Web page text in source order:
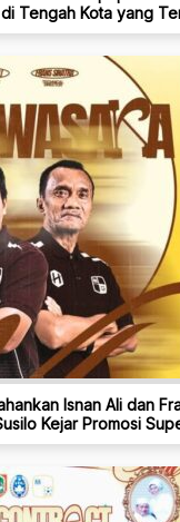
Tengah Kota yang
Isnan Ali dan
Kejar Promosi